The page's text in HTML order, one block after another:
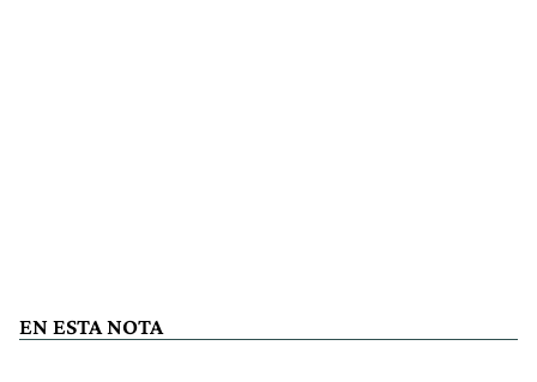
EN ESTA NOTA